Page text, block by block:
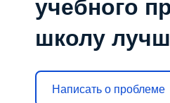
учебного
школу
Написать о проблеме